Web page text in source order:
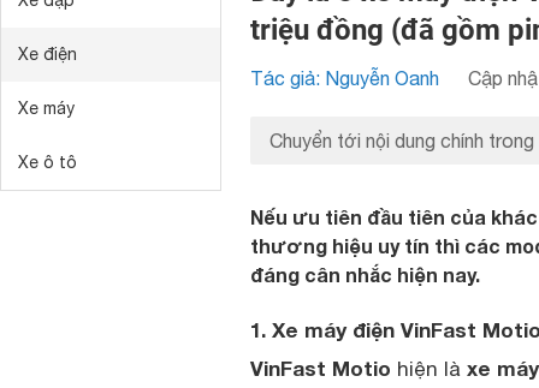
Xe điện
Xe máy
Xe ô tô
triệu đồng (đã gồm
Tác giả: Nguyễn Oanh Cập
Chuyển tới nội dung chính trong
Nếu ưu tiên đầu tiên của
thương hiệu uy tín thì các
đáng cân nhắc hiện nay.
1. Xe máy điện VinFast
VinFast Motio hiện là xe